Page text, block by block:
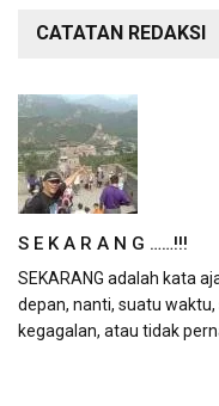
CATATAN REDAKSI
S E K A R A N G ……!!!
SEKARANG adalah kata
depan, nanti, suatu
kegagalan, atau tidak